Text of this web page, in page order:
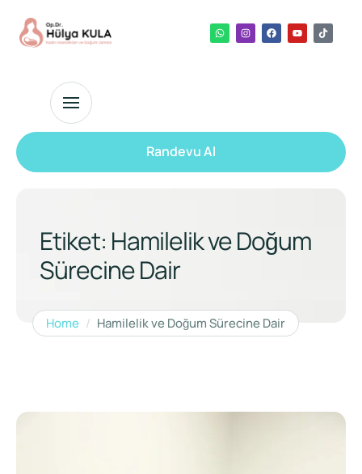
Randevu Al
Etiket: Hamilelik ve Doğum
Sürecine Dair
Home / Hamilelik ve Doğum Sürecine Dair